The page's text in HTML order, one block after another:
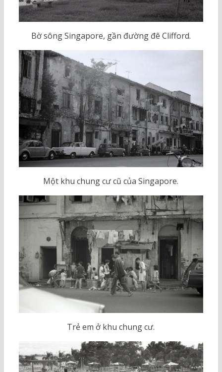
Bờ sông Singapore, gần đường đê Clifford.
Một khu chung cư cũ của Singapore.
Trẻ em ở khu chung cư.